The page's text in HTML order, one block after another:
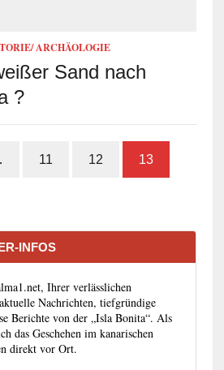
ARCHÄOLOGIE
Sand nach
?
11 12 13
INFOS
Ihrer verlässlichen
Nachrichten, tiefgründige
Berichte von der „Isla Bonita“. Als
das Geschehen im kanarischen
direkt vor Ort.